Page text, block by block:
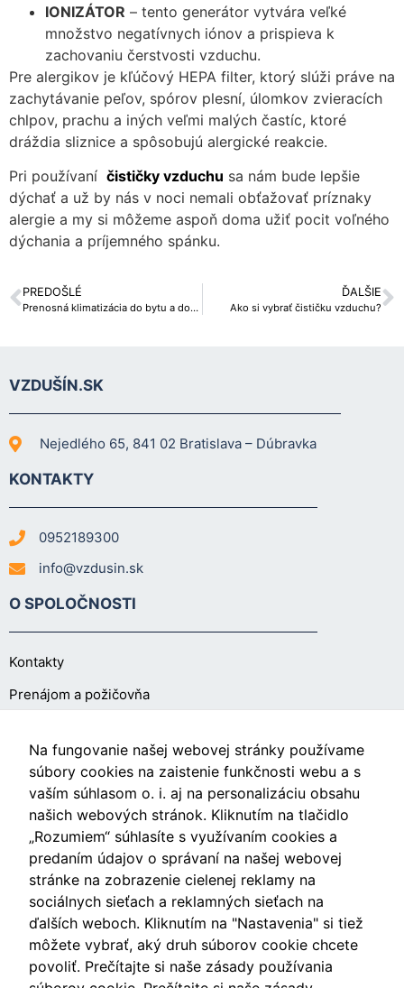
IONIZÁTOR – tento generátor vytvára veľké
množstvo negatívnych iónov a prispieva k
zachovaniu čerstvosti vzduchu.
Pre alergikov je kľúčový HEPA filter, ktorý slúži práve na
zachytávanie peľov, spórov plesní, úlomkov zvieracích
chlpov, prachu a iných veľmi malých častíc, ktoré
dráždia sliznice a spôsobujú alergické reakcie.
Pri používaní čističky vzduchu sa nám bude lepšie
dýchať a už by nás v noci nemali obťažovať príznaky
alergie a my si môžeme aspoň doma užiť pocit voľného
dýchania a príjemného spánku.
PREDOŠLÉ
Prenosná klimatizácia do bytu a domu (výhody a nevýhody oproti montovanej klimatizácii)
ĎALŠIE
Ako si vybrať čističku vzduchu?
VZDUŠÍN.SK
Nejedlého 65, 841 02 Bratislava – Dúbravka
KONTAKTY
0952189300
info@vzdusin.sk
O SPOLOČNOSTI
Kontakty
Prenájom a požičovňa
O NÁKUPE
Obchodné podmienky
Ochrana osobných údajov
Nastavenia cookies
Videá
Na fungovanie našej webovej stránky používame
súbory cookies na zaistenie funkčnosti webu a s
vaším súhlasom o. i. aj na personalizáciu obsahu
našich webových stránok. Kliknutím na tlačidlo
„Rozumiem“ súhlasíte s využívaním cookies a
predaním údajov o správaní na našej webovej
stránke na zobrazenie cielenej reklamy na
sociálnych sieťach a reklamných sieťach na
ďalších weboch. Kliknutím na "Nastavenia" si tiež
môžete vybrať, aký druh súborov cookie chcete
povoliť. Prečítajte si naše zásady používania
Používateľská
spokojnosť
In order for our
website to
perform as well
as possible
during your
refuse these
cookies, some
functionality will
disappear from
Marketing
najlepšie.
odmietnete,